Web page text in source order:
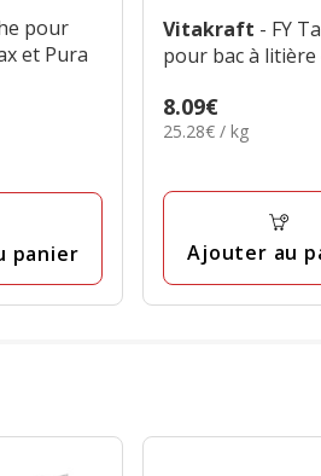
et Pura
panier
Vitakraft - FY
pour bac à litière
Prix
8.09€
8.09€
25.28€
25.28€ / kg
Ajouter au